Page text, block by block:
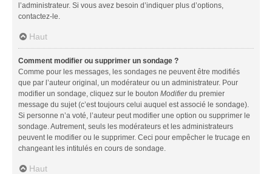
l’administrateur. Si vous avez besoin d’indiquer plus d’options,
contactez-le.
Haut
Comment modifier ou supprimer un sondage ?
Comme pour les messages, les sondages ne peuvent être modifiés
que par l’auteur original, un modérateur ou un administrateur. Pour
modifier un sondage, cliquez sur le bouton Modifierdu premier
message du sujet (c’est toujours celui auquel est associé le sondage).
Si personne n’a voté, l’auteur peut modifier une option ou supprimer le
sondage. Autrement, seuls les modérateurs et les administrateurs
peuvent le modifier ou le supprimer. Ceci pour empêcher le trucage en
changeant les intitulés en cours de sondage.
Haut